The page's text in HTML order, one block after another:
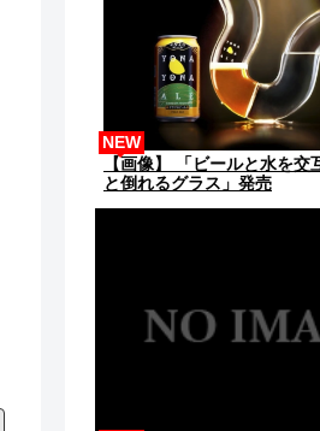
【画像】 「ビールと水を交
と倒れるグラス」発売
NEW